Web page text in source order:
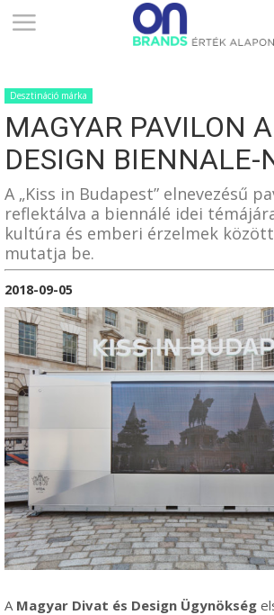
ONBRANDS
–
ALAPON
Desztináció márka
MAGYAR PAVILON
DESIGN BIENNALE-
A „Kiss in Budapest” elnevezésű
reflektálva a biennálé idei
kultúra és emberi érzelmek
mutatja be.
2018-09-05
A Magyar Divat és Design Ügynökség